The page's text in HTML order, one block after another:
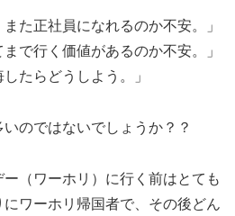
た正社員になれるのか不安。」
で行く価値があるのか不安。」
たらどうしよう。」
いのではないでしょうか？？
（ワーホリ）に行く前はとても
ワーホリ帰国者で、その後どん